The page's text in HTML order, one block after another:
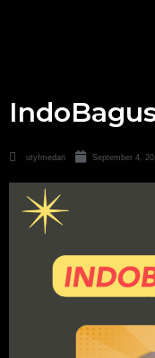
utyfmedari September 4,